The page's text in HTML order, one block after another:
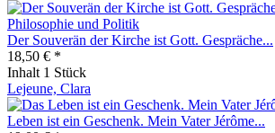
Der Souverän der Kirche ist Gott. Gespräche...
18,50 € *
Inhalt 1 Stück
Lejeune, Clara
Leben ist ein Geschenk. Mein Vater Jérôme...